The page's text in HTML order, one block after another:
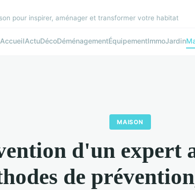
pour inspirer, aménager et transformer votre habitat
AccueilActuDécoDéménagementÉquipementImmoJardin
MAISON
d'un expert
de